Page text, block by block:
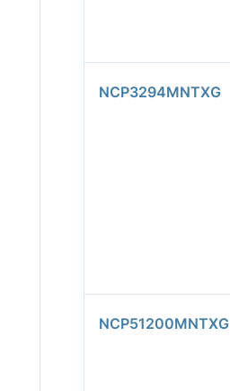
NCP3294MNTXG
NCP51200MNTXG